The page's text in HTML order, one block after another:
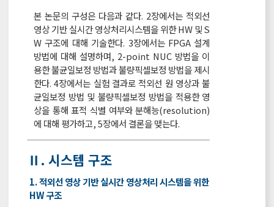
본 논문의 구성은 다음과 같다. 2장에서는 적외선
영상 기반 실시간 영상처리시스템을 위한 HW 및 S
W 구조에 대해 기술한다. 3장에서는 FPGA 설계
방법에 대해 설명하며, 2-point NUC 방법을 이
용한 불균일보정 방법과 불량픽셀보정 방법을 제시
한다. 4장에서는 실험 결과로 적외선 원 영상과 불
균일보정 방법 및 불량픽셀보정 방법을 적용한 영
상을 통해 표적 식별 여부와 분해능(resolution)
에 대해 평가하고, 5장에서 결론을 맺는다.
Ⅱ. 시스템 구조
1. 적외선 영상 기반 실시간 영상처리 시스템을 위한
HW 구조